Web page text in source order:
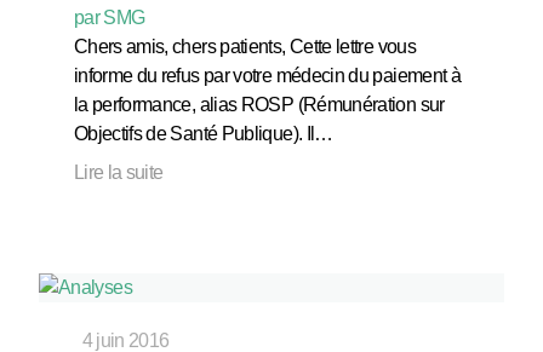
par SMG
Chers amis, chers patients, Cette lettre vous
informe du refus par votre médecin du paiement à
la performance, alias ROSP (Rémunération sur
Objectifs de Santé Publique). Il…
Lire la suite
4 juin 2016